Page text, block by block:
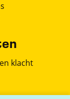
klacht